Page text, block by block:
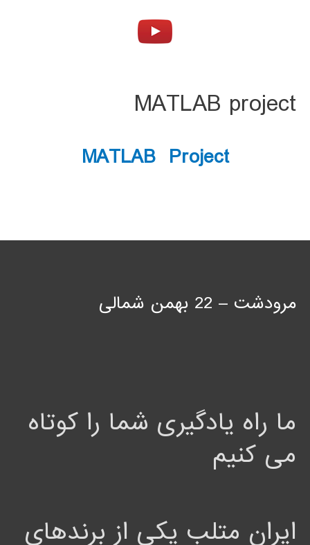
MATLAB project
MATLAB Project
مرودشت – 22 بهمن شمالی
ما راه یادگیری شما را کوتاه
می کنیم
ایران متلب یکی از برندهای